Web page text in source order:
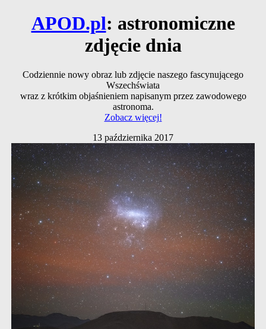
APOD.pl: astronomiczne
zdjęcie dnia
Codziennie nowy obraz lub zdjęcie naszego fascynującego
Wszechświata
wraz z krótkim objaśnieniem napisanym przez zawodowego
astronoma.
Zobacz więcej!
13 października 2017